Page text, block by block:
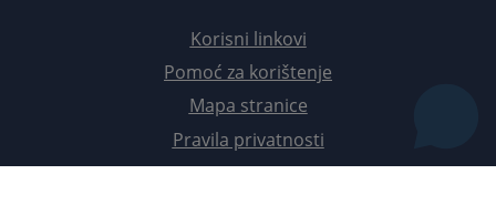
Korisni linkovi
Pomoć za korištenje
Mapa stranice
Pravila privatnosti